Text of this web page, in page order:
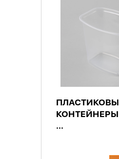
КОНТЕЙНЕРЫ
...